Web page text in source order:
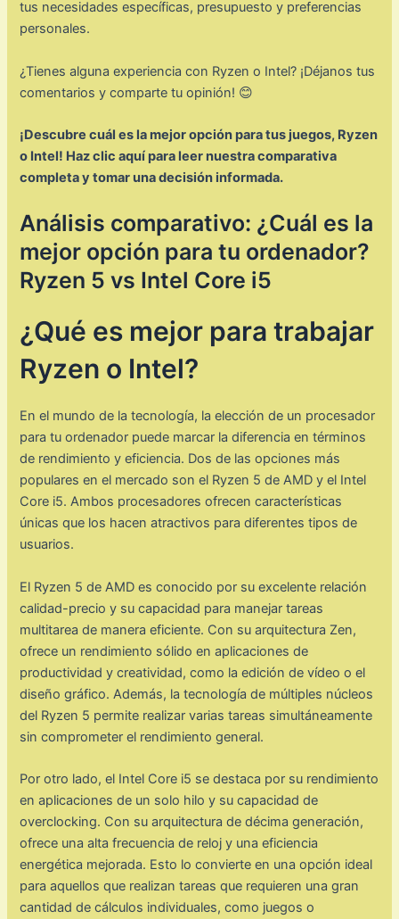
tus necesidades específicas, presupuesto y preferencias
personales.
¿Tienes alguna experiencia con Ryzen o Intel? ¡Déjanos tus
comentarios y comparte tu opinión! 😊
¡Descubre cuál es la mejor opción para tus juegos, Ryzen
o Intel! Haz clic aquí para leer nuestra comparativa
completa y tomar una decisión informada.
Análisis comparativo: ¿Cuál es la
mejor opción para tu ordenador?
Ryzen 5 vs Intel Core i5
¿Qué es mejor para trabajar
Ryzen o Intel?
En el mundo de la tecnología, la elección de un procesador
para tu ordenador puede marcar la diferencia en términos
de rendimiento y eficiencia. Dos de las opciones más
populares en el mercado son el Ryzen 5 de AMD y el Intel
Core i5. Ambos procesadores ofrecen características
únicas que los hacen atractivos para diferentes tipos de
usuarios.
El Ryzen 5 de AMD es conocido por su excelente relación
calidad-precio y su capacidad para manejar tareas
multitarea de manera eficiente. Con su arquitectura Zen,
ofrece un rendimiento sólido en aplicaciones de
productividad y creatividad, como la edición de vídeo o el
diseño gráfico. Además, la tecnología de múltiples núcleos
del Ryzen 5 permite realizar varias tareas simultáneamente
sin comprometer el rendimiento general.
Por otro lado, el Intel Core i5 se destaca por su rendimiento
en aplicaciones de un solo hilo y su capacidad de
overclocking. Con su arquitectura de décima generación,
ofrece una alta frecuencia de reloj y una eficiencia
energética mejorada. Esto lo convierte en una opción ideal
para aquellos que realizan tareas que requieren una gran
cantidad de cálculos individuales, como juegos o